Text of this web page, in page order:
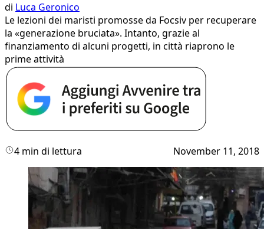
di Luca Geronico
Le lezioni dei maristi promosse da Focsiv per recuperare
la «generazione bruciata». Intanto, grazie al
finanziamento di alcuni progetti, in città riaprono le
prime attività
4 min di lettura November 11, 2018